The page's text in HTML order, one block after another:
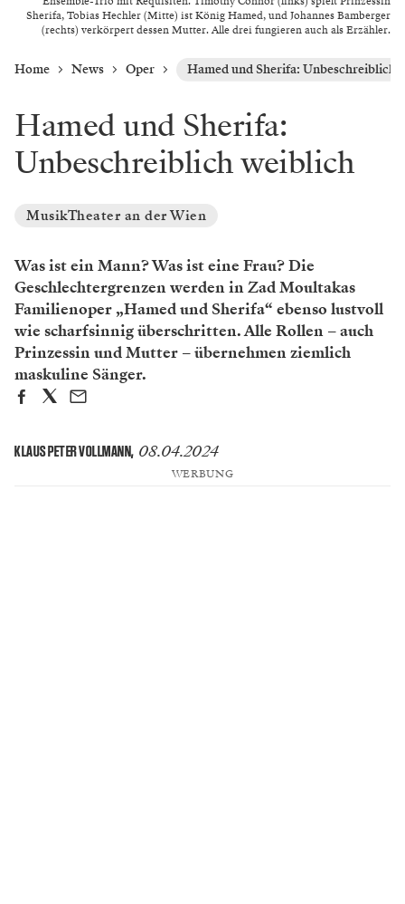
Sherifa, Tobias Hechler (Mitte) ist König Hamed, und Johannes Bamberger
(rechts) verkörpert dessen Mutter. Alle drei fungieren auch als Erzähler.
Home News Oper Hamed und Sherifa: Unbeschreiblich
Hamed und Sherifa:
Unbeschreiblich weiblich
MusikTheater an der Wien
Was ist ein Mann? Was ist eine Frau? Die
Geschlechtergrenzen werden in Zad Moultakas
Familienoper „Hamed und Sherifa“ ebenso lustvoll
wie scharfsinnig überschritten. Alle Rollen – auch
Prinzessin und Mutter – übernehmen ziemlich
maskuline Sänger.
KLAUS PETER VOLLMANN, 08.04.2024
WERBUNG